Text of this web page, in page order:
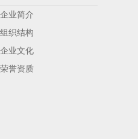
企业简介
组织结构
企业文化
荣誉资质